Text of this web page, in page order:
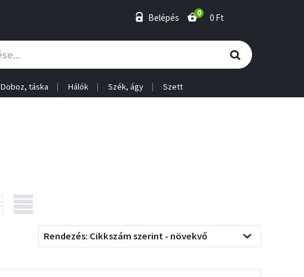
Belépés 0 0 Ft
Doboz, táska Hálók Szék, ágy Szett
Rendezés: Cikkszám szerint - növekvő